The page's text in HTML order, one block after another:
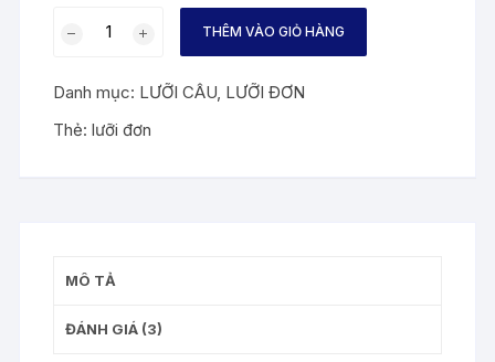
đánh
nghạnh
số
THÊM VÀO GIỎ HÀNG
Danh mục: LƯỠI CÂU LƯỠI ĐƠN
Thẻ:lưỡi đơn
MÔ TẢ
ĐÁNH GIÁ (3)